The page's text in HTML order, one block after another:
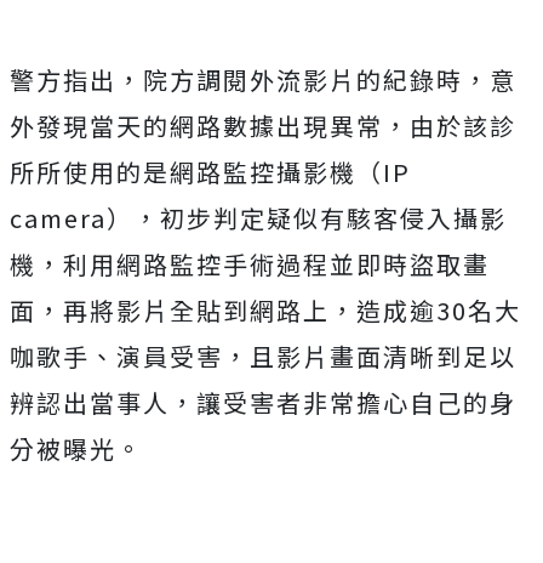
警方指出，院方調閱外流影片的紀錄時，意
外發現當天的網路數據出現異常，由於該診
所所使用的是網路監控攝影機（IP
camera），初步判定疑似有駭客侵入攝影
機，利用網路監控手術過程並即時盜取畫
面，再將影片全貼到網路上，造成逾30名大
咖歌手、演員受害，且影片畫面清晰到足以
辨認出當事人，讓受害者非常擔心自己的身
分被曝光。